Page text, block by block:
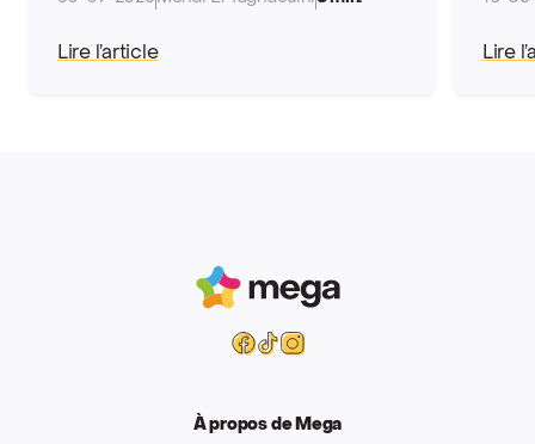
Lire l’article Lire
Mega
Facebook
Tiktok
Instagram
À propos de Mega